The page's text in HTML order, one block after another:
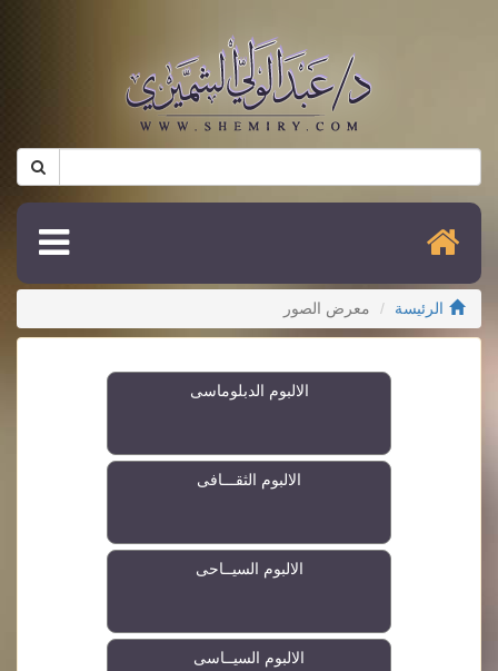
الرئيسة معرض الصور
الالبوم الدبلوماسى
الالبوم الثقـــافى
الالبوم السيــاحى
الالبوم السيــاسى